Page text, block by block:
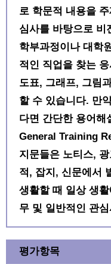
로 학문적 내용을
심사를 바탕으로 비
학부과정이나 대학
적인 직업을 찾는
도표, 그래프, 그림
할 수 있습니다. 만
다면 간단한 용어해
General Training
지문들은 노티스,
적, 잡지, 신문에서
생활할 때 일상 생
무 및 일반적인 관
평가항목